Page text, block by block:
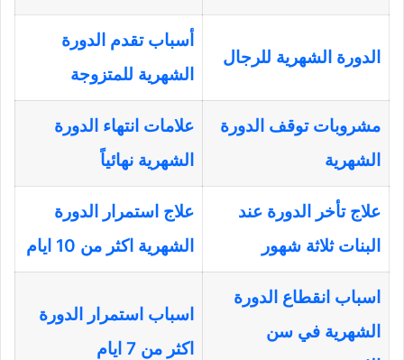
الدورة الشهرية للرجال
أسباب تقدم الدورة
الشهرية للمتزوجة
مشروبات توقف الدورة
الشهرية
علامات انتهاء الدورة
الشهرية نهائياً
علاج تأخر الدورة عند
البنات ثلاثة شهور
علاج استمرار الدورة
الشهرية اكثر من 10 ايام
اسباب انقطاع الدورة
الشهرية في سن
اسباب استمرار الدورة
اكثر من 7 ايام